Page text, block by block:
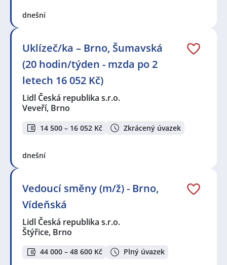
dnešní
Uklízeč/ka – Brno, Šumavská
(20 hodin/týden - mzda po 2
letech 16 052 Kč)
Lidl Česká republika s.r.o.
Veveří, Brno
14 500 – 16 052 Kč Zkrácený úvazek
dnešní
Vedoucí směny (m/ž) - Brno,
Vídeňská
Lidl Česká republika s.r.o.
Štýřice, Brno
44 000 – 48 600 Kč Plný úvazek